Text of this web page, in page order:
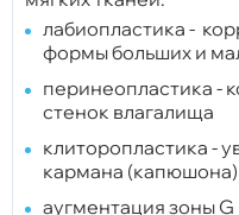
лабиопластика -
формы больших и
перинеопластика -
стенок влагалища
клиторопластика -
кармана (капюшона)
аугментация зоны G